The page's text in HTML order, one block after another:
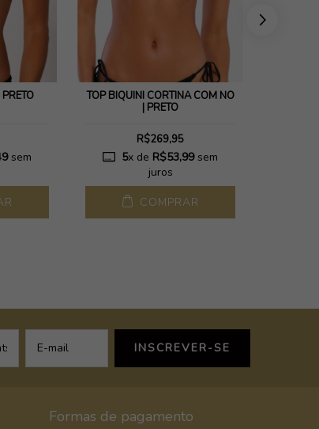
sem
TOP BIQUÍNI CORTINA COM NÓ
| PRETO
R$269,95
5x de R$53,99sem
juros
COMPRAR
Formas de pagamento